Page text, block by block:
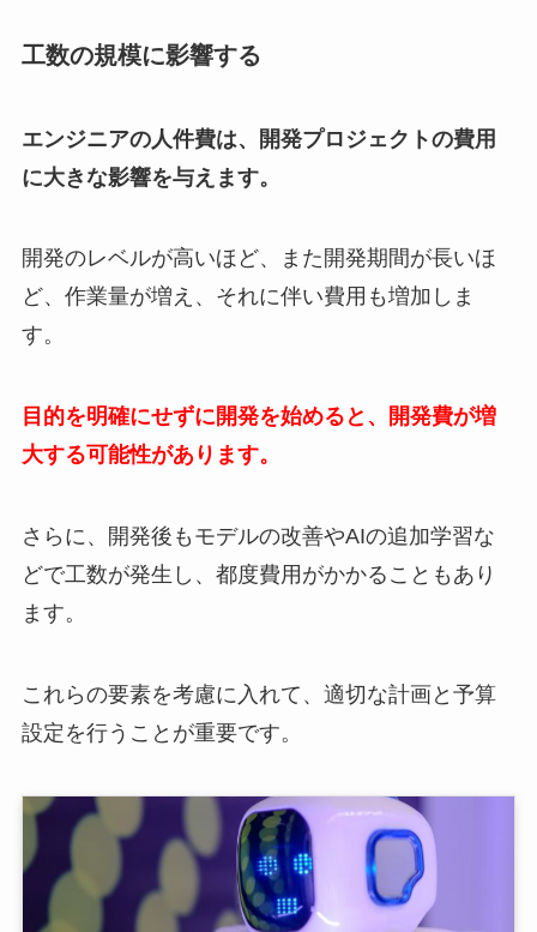
工数の規模に影響する
エンジニアの人件費は、開発プロジェクトの費用
に大きな影響を与えます。
開発のレベルが高いほど、また開発期間が長いほ
ど、作業量が増え、それに伴い費用も増加しま
す。
目的を明確にせずに開発を始めると、開発費が増
大する可能性があります。
さらに、開発後もモデルの改善やAIの追加学習な
どで工数が発生し、都度費用がかかることもあり
ます。
これらの要素を考慮に入れて、適切な計画と予算
設定を行うことが重要です。